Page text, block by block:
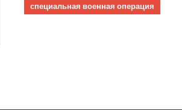
специальная военная операция